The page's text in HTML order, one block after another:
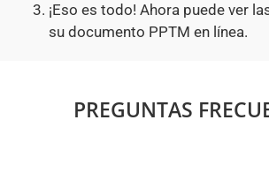
¡Eso es todo! Ahora puede ver
su documento PPTM en línea.
PREGUNTAS